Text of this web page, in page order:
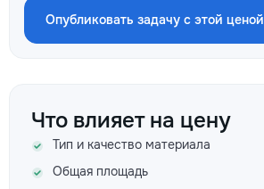
Опубликовать задачу с этой ценой
Что влияет на цену
Тип и качество материала
Общая площадь